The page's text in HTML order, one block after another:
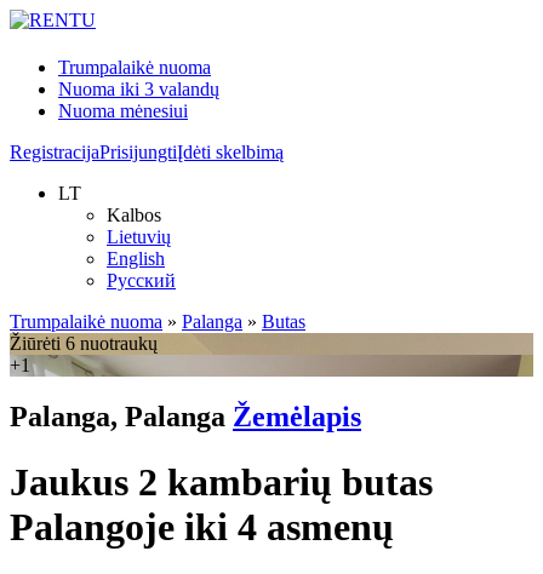
Trumpalaikė nuoma
Nuoma iki 3 valandų
Nuoma mėnesiui
RegistracijaPrisijungtiĮdėti skelbimą
LT
Kalbos
Lietuvių
English
Русский
Trumpalaikė nuoma » Palanga » Butas
Žiūrėti 6 nuotraukų
+1
Palanga, Palanga Žemėlapis
Jaukus 2 kambarių butas
Palangoje iki 4 asmenų